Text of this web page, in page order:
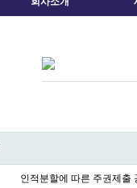
인적분할에 따른 주권제출